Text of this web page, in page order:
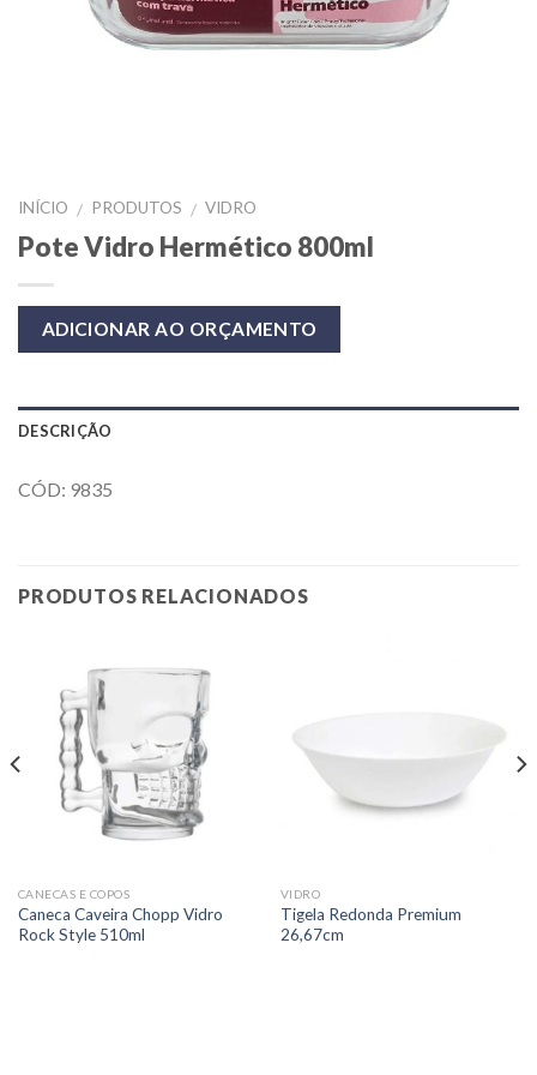
INÍCIO / PRODUTOS / VIDRO
Pote Vidro Hermético 800ml
ADICIONAR AO ORÇAMENTO
DESCRIÇÃO
CÓD: 9835
PRODUTOS RELACIONADOS
CANECAS E COPOS
Caneca Caveira Chopp Vidro
Rock Style 510ml
VIDRO
Tigela Redonda Premium
26,67cm